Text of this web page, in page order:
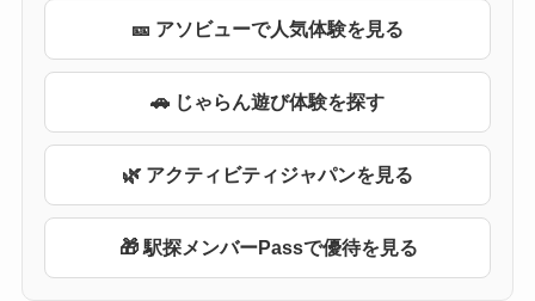
🎫 アソビューで人気体験を見る
🚗 じゃらん遊び体験を探す
🌿 アクティビティジャパンを見る
🎁 駅探メンバーPassで優待を見る